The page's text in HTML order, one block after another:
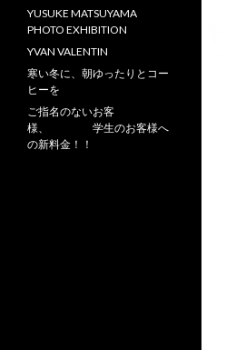
YUSUKE MATSUYAMA
PHOTO EXHIBITION
YVAN VALENTIN
寒い冬に、朝ゆったりとコー
ヒーを
ご指名のないお客
様、 学生のお客様へ
の新料金！！